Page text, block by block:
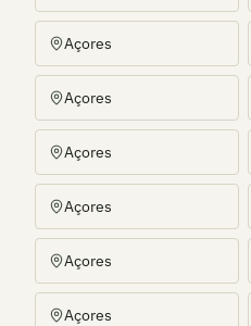
Açores
Açores
Açores
Açores
Açores
Açores